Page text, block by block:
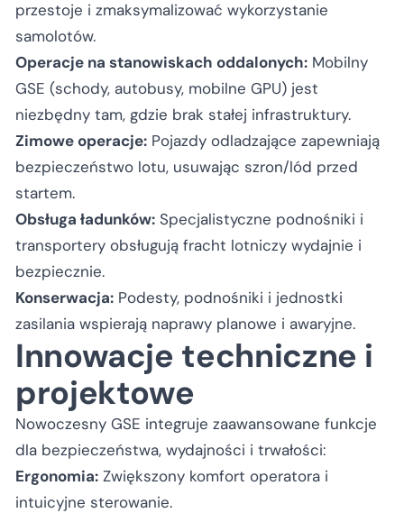
przestoje i zmaksymalizować wykorzystanie
samolotów.
Operacje na stanowiskach oddalonych: Mobilny
GSE (schody, autobusy, mobilne GPU) jest
niezbędny tam, gdzie brak stałej infrastruktury.
Zimowe operacje: Pojazdy odladzające zapewniają
bezpieczeństwo lotu, usuwając szron/lód przed
startem.
Obsługa ładunków: Specjalistyczne podnośniki i
transportery obsługują fracht lotniczy wydajnie i
bezpiecznie.
Konserwacja: Podesty, podnośniki i jednostki
zasilania wspierają naprawy planowe i awaryjne.
Innowacje techniczne i
projektowe
Nowoczesny GSE integruje zaawansowane funkcje
dla bezpieczeństwa, wydajności i trwałości:
Ergonomia: Zwiększony komfort operatora i
intuicyjne sterowanie.